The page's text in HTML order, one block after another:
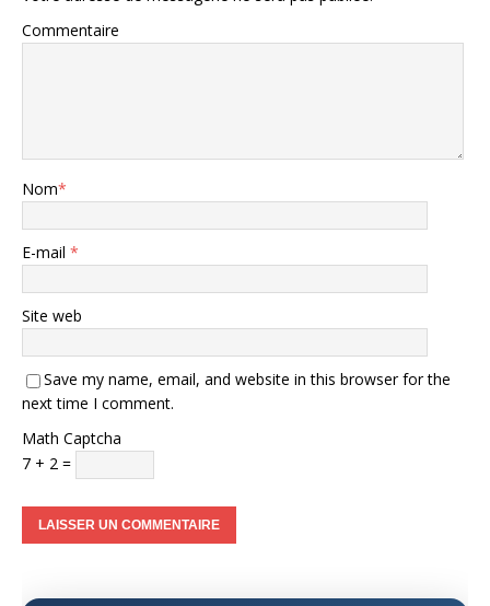
Commentaire
Nom*
E-mail *
Site web
Save my name, email, and website in this browser for the
next time I comment.
Math Captcha
7 + 2 =